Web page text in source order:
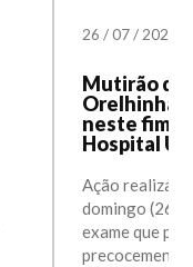
26/07/2026
Mutirão do
Orelhinha
neste fim
Hospital
Ação
domingo (26)
exame que